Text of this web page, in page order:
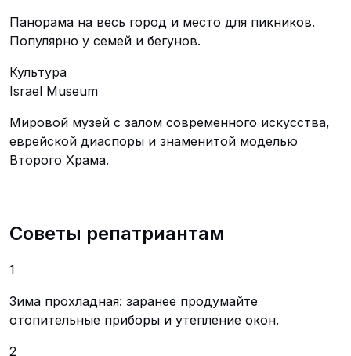
Панорама на весь город и место для пикников.
Популярно у семей и бегунов.
Культура
Israel Museum
Мировой музей с залом современного искусства,
еврейской диаспоры и знаменитой моделью
Второго Храма.
Советы репатриантам
1
Зима прохладная: заранее продумайте
отопительные приборы и утепление окон.
2